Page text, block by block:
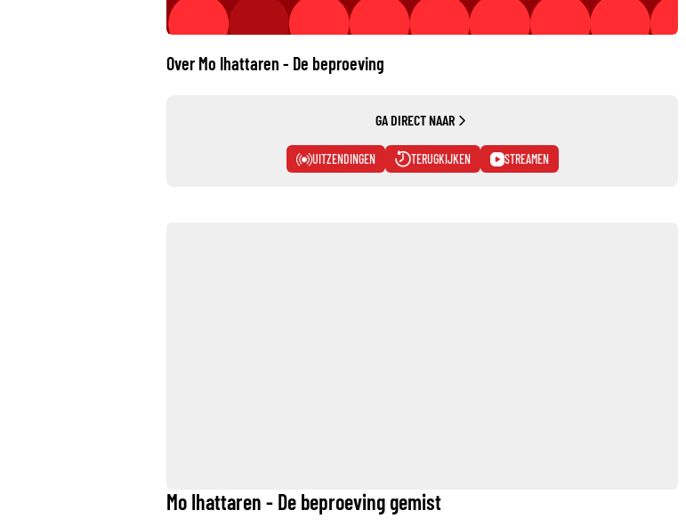
Over Mo Ihattaren - De beproeving
GA DIRECT NAAR
UITZENDINGEN TERUGKIJKEN STREAMEN
Mo Ihattaren - De beproeving gemist